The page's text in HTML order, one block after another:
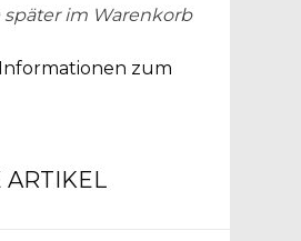
im Warenkorb
zum
ARTIKEL